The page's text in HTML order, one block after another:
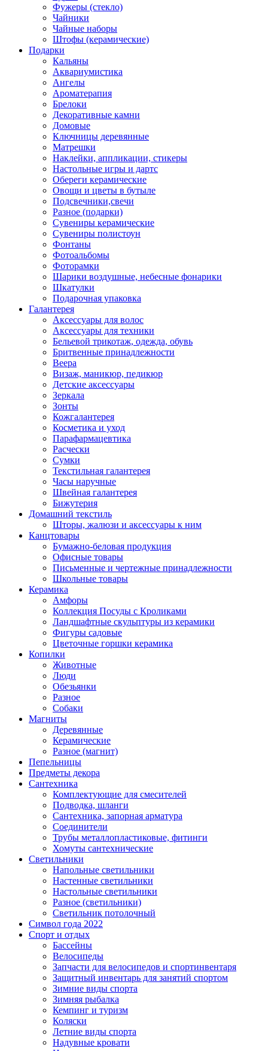
Фужеры (стекло)
Чайники
Чайные наборы
Штофы (керамические)
Подарки
Кальяны
Аквариумистика
Ангелы
Ароматерапия
Брелоки
Декоративные камни
Домовые
Ключницы деревянные
Матрешки
Наклейки, аппликации, стикеры
Настольные игры и дартс
Обереги керамические
Овощи и цветы в бутыле
Подсвечники,свечи
Разное (подарки)
Сувениры керамические
Сувениры полистоун
Фонтаны
Фотоальбомы
Фоторамки
Шарики воздушные, небесные фонарики
Шкатулки
Подарочная упаковка
Галантерея
Аксессуары для волос
Аксессуары для техники
Бельевой трикотаж, одежда, обувь
Бритвенные принадлежности
Веера
Визаж, маникюр, педикюр
Детские аксессуары
Зеркала
Зонты
Кожгалантерея
Косметика и уход
Парафармацевтика
Расчески
Сумки
Текстильная галантерея
Часы наручные
Швейная галантерея
Бижутерия
Домашний текстиль
Шторы, жалюзи и аксессуары к ним
Канцтовары
Бумажно-беловая продукция
Офисные товары
Письменные и чертежные принадлежности
Школьные товары
Керамика
Амфоры
Коллекция Посуды с Кроликами
Ландшафтные скульптуры из керамики
Фигуры садовые
Цветочные горшки керамика
Копилки
Животные
Люди
Обезьянки
Разное
Собаки
Магниты
Деревянные
Керамические
Разное (магнит)
Пепельницы
Предметы декора
Сантехника
Комплектующие для смесителей
Подводка, шланги
Сантехника, запорная арматура
Соединители
Трубы металлопластиковые, фитинги
Хомуты сантехнические
Светильники
Напольные светильники
Настенные светильники
Настольные светильники
Разное (светильники)
Светильник потолочный
Символ года 2022
Спорт и отдых
Бассейны
Велосипеды
Запчасти для велосипедов и спортинвентаря
Защитный инвентарь для занятий спортом
Зимние виды спорта
Зимняя рыбалка
Кемпинг и туризм
Коляски
Летние виды спорта
Надувные кровати